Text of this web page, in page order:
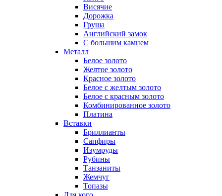
Висячие
Дорожка
Груша
Английский замок
С большим камнем
Металл
Белое золото
Желтое золото
Красное золото
Белое с желтым золото
Белое с красным золото
Комбинированное золото
Платина
Вставки
Бриллианты
Сапфиры
Изумруды
Рубины
Танзаниты
Жемчуг
Топазы